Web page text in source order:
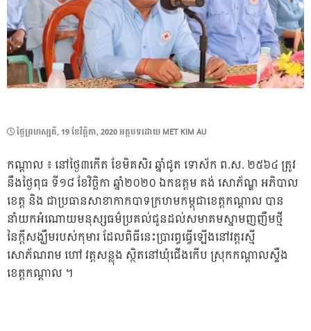
POSTED
ថ្ងៃ​ព្រហស្បតិ៍, 19 ខែ​វិច្ឆិកា, 2020អត្ថបទដោយ MET KIM AU
កណ្តាល ៖ នៅថ្ងៃ៣កើត ខែមិគសិរ ឆ្នាំជូត ទោស័ក ព.ស. ២៥៦៤ ត្រូវ
នឹងថ្ងៃពុធ ទី១៨ ខែវិច្ឆិកា ឆ្នាំ២០២០ ឯកឧត្តម គង់ សោភ័ណ្ឌ អភិបាល
ខេត្ត និង ជាប្រធានសាខាកាកបាទក្រហមកម្ពុជាខេត្តកណ្តាល បាន
នាំយកអំណោយមនុស្សធម៌ប្រគល់ជូនដល់សមាគមស្នាមញញឹមថ្មី
នៃក្តីសង្ឃឹមរបស់កុមារ ដែលពិធីនេះប្រារព្ធធ្វើឡើងនៅវត្តរស្មី
សោភ័ណរាម ហៅ វត្តសន្លុង ស្ថិតនៅឃុំជើងកើប ស្រុកកណ្តាលស្ទឹង
ខេត្តកណ្តាល ។